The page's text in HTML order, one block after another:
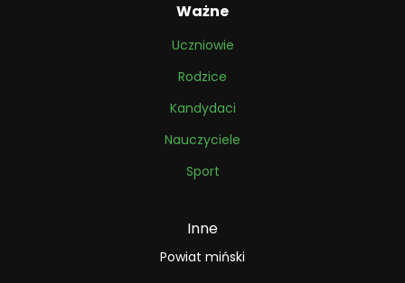
Ważne
Uczniowie
Rodzice
Kandydaci
Nauczyciele
Sport
Inne
Powiat miński